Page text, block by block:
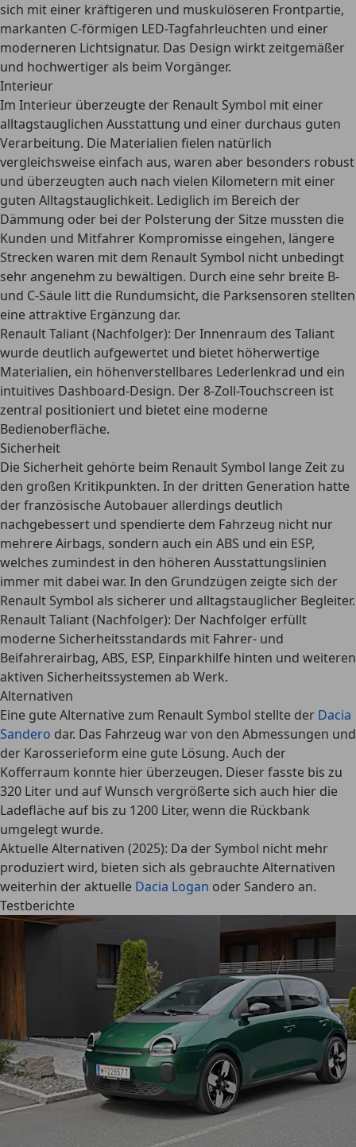
sich mit einer kräftigeren und muskulöseren Frontpartie,
markanten C-förmigen LED-Tagfahrleuchten und einer
moderneren Lichtsignatur. Das Design wirkt zeitgemäßer
und hochwertiger als beim Vorgänger.
Interieur
Im Interieur überzeugte der Renault Symbol mit einer
alltagstauglichen Ausstattung und einer durchaus guten
Verarbeitung. Die Materialien fielen natürlich
vergleichsweise einfach aus, waren aber besonders robust
und überzeugten auch nach vielen Kilometern mit einer
guten Alltagstauglichkeit. Lediglich im Bereich der
Dämmung oder bei der Polsterung der Sitze mussten die
Kunden und Mitfahrer Kompromisse eingehen, längere
Strecken waren mit dem Renault Symbol nicht unbedingt
sehr angenehm zu bewältigen. Durch eine sehr breite B-
und C-Säule litt die Rundumsicht, die Parksensoren stellten
eine attraktive Ergänzung dar.
Renault Taliant (Nachfolger): Der Innenraum des Taliant
wurde deutlich aufgewertet und bietet höherwertige
Materialien, ein höhenverstellbares Lederlenkrad und ein
intuitives Dashboard-Design. Der 8-Zoll-Touchscreen ist
zentral positioniert und bietet eine moderne
Bedienoberfläche.
Sicherheit
Die Sicherheit gehörte beim Renault Symbol lange Zeit zu
den großen Kritikpunkten. In der dritten Generation hatte
der französische Autobauer allerdings deutlich
nachgebessert und spendierte dem Fahrzeug nicht nur
mehrere Airbags, sondern auch ein ABS und ein ESP,
welches zumindest in den höheren Ausstattungslinien
immer mit dabei war. In den Grundzügen zeigte sich der
Renault Symbol als sicherer und alltagstauglicher Begleiter.
Renault Taliant (Nachfolger): Der Nachfolger erfüllt
moderne Sicherheitsstandards mit Fahrer- und
Beifahrerairbag, ABS, ESP, Einparkhilfe hinten und weiteren
aktiven Sicherheitssystemen ab Werk.
Alternativen
Eine gute Alternative zum Renault Symbol stellte der Dacia
Sandero dar. Das Fahrzeug war von den Abmessungen und
der Karosserieform eine gute Lösung. Auch der
Kofferraum konnte hier überzeugen. Dieser fasste bis zu
320 Liter und auf Wunsch vergrößerte sich auch hier die
Ladefläche auf bis zu 1200 Liter, wenn die Rückbank
umgelegt wurde.
Aktuelle Alternativen (2025): Da der Symbol nicht mehr
produziert wird, bieten sich als gebrauchte Alternativen
weiterhin der aktuelle Dacia Logan oder Sandero an.
Testberichte